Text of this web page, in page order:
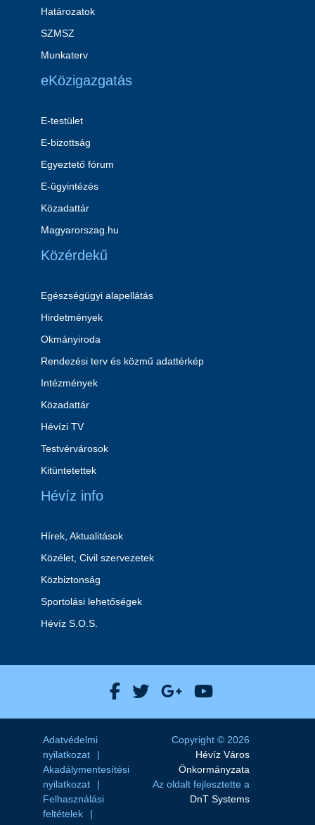
Határozatok
SZMSZ
Munkaterv
eKözigazgatás
E-testület
E-bizottság
Egyeztető fórum
E-ügyintézés
Közadattár
Magyarorszag.hu
Közérdekű
Egészségügyi alapellátás
Hirdetmények
Okmányiroda
Rendezési terv és közmű adattérkép
Intézmények
Közadattár
Hévízi TV
Testvérvárosok
Kitüntetettek
Hévíz info
Hírek, Aktualitások
Közélet, Civil szervezetek
Közbiztonság
Sportolási lehetőségek
Hévíz S.O.S.
Hévíz Város Facebook
Hévíz Város X
Hévíz Város
Hévíz Város
Adatvédelmi
nyilatkozat
Akadálymentesítési
nyilatkozat
Felhasználási
feltételek
Copyright © 2026
Hévíz Város
Önkormányzata
Az oldalt fejlesztette a
DnT Systems